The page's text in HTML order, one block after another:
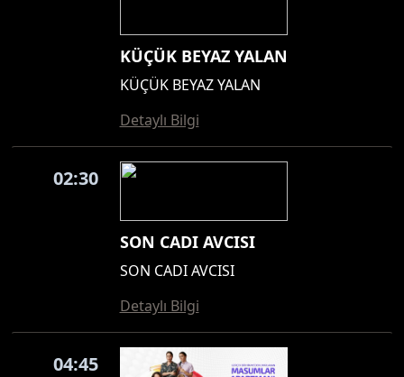
KÜÇÜK BEYAZ YALAN
KÜÇÜK BEYAZ YALAN
Detaylı Bilgi
02:30
SON CADI AVCISI
SON CADI AVCISI
Detaylı Bilgi
04:45